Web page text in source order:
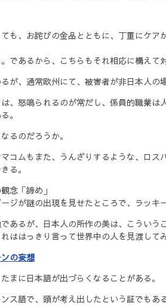
も、お詫びの金品とともに、丁重にケ
であるから、こちらもそれ相応に構えて
が、通常欧州にて、被害者が非日本人
、怒鳴られるのが常だし、係員的職業
。
るのだろうか。
コムもまた、うんざりするような、ロ
る。
念「諦め」
ジが謎の出現を見せたところで、ラッキ
あるが、日本人の所作の美は、こうい
ははっきり言って世界中の人を見渡して
の妄想
まに日本語が出づらくなることがある。
ス語で、頭が考え出したという証でもある